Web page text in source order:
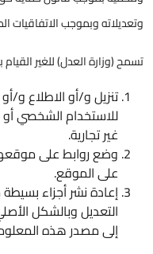
وتعديلاته وبموجب الاتفاقيات
تسمح (وزارة العدل) للغير القيام
تنزيل و/أو الاطلاع
للاستخدام الشخصي
غير تجارية.
وضع روابط على
على الموقع.
إعادة نشر أجزاء
التعديل وبالشكل
إلى مصدر هذه